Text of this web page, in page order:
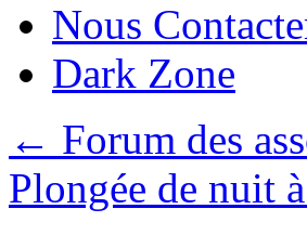
Nous
Dark Zone
← Forum des
Plongée de nuit